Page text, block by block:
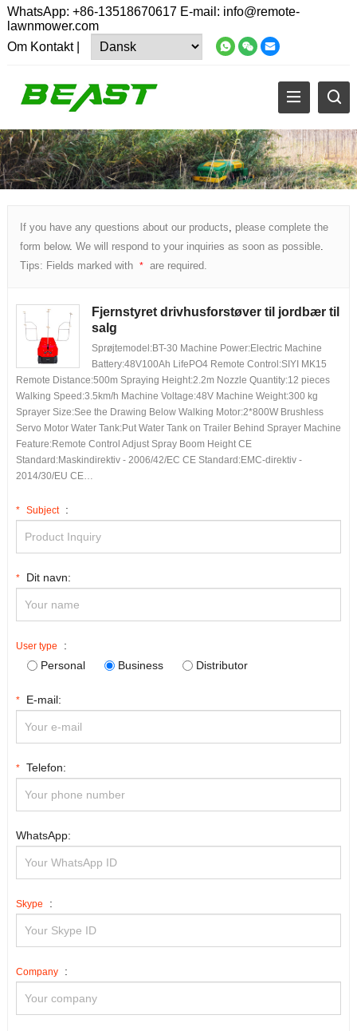
WhatsApp: +86-13518670617E-mail: info@remote-
lawnmower.com
Om Kontakt|
If you have any questions about our products
please complete the
form below. We will respond to your inquiries as soon as possible.
Tips: Fields marked with * are required.
Fjernstyret drivhusforstøver til jordbær til
salg
Sprøjtemodel:BT-30 Machine Power:Electric Machine
Battery:48V100Ah LifePO4 Remote Control:SIYI MK15
Remote Distance:500m Spraying Height:2.2m Nozzle Quantity:12 pieces
Walking Speed:3.5km/h Machine Voltage:48V Machine Weight:300 kg
Sprayer Size:See the Drawing Below Walking Motor:2*800W Brushless
Servo Motor Water Tank:Put Water Tank on Trailer Behind Sprayer Machine
Feature:Remote Control Adjust Spray Boom Height CE
Standard:Maskindirektiv - 2006/42/EC CE Standard:EMC-direktiv -
2014/30/EU CE…
* Subject :
* Dit navn:
User type
:
Personal
Business Distributor
* E-mail:
* Telefon:
WhatsApp:
Skype :
Company :